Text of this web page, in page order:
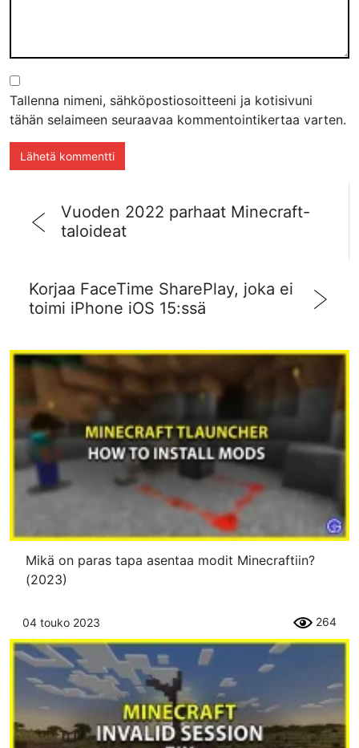
Tallenna nimeni, sähköpostiosoitteeni ja kotisivuni
tähän selaimeen seuraavaa kommentointikertaa varten.
Vuoden 2022 parhaat Minecraft-
taloideat
Korjaa FaceTime SharePlay, joka ei
toimi iPhone iOS 15:ssä
Mikä on paras tapa asentaa modit Minecraftiin?
(2023)
04 touko 2023 264